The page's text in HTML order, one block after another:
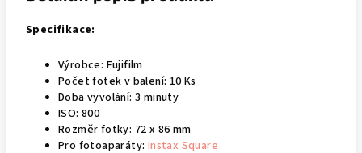
Specifikace:
Výrobce: Fujifilm
Počet fotek v balení: 10 Ks
Doba vyvolání: 3 minuty
ISO: 800
Rozměr fotky: 72 x 86 mm
Pro fotoaparáty: Instax Square